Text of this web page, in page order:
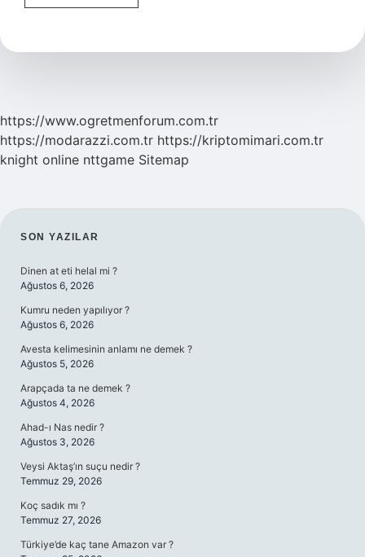
Kumandası
https://www.ogretmenforum.com.tr
https://modarazzi.com.tr https://kriptomimari.com.tr
knight online nttgame Sitemap
SIDEBAR
SON YAZILAR
Dinen at eti helal mi ?
Ağustos 6, 2026
Kumru neden yapılıyor ?
Ağustos 6, 2026
Avesta kelimesinin anlamı ne demek ?
Ağustos 5, 2026
Arapçada ta ne demek ?
Ağustos 4, 2026
Ahad-ı Nas nedir ?
Ağustos 3, 2026
Veysi Aktaş’ın suçu nedir ?
Temmuz 29, 2026
Koç sadık mı ?
Temmuz 27, 2026
Türkiye’de kaç tane Amazon var ?